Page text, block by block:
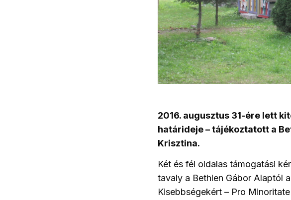
2016. augusztus 31-ére lett
határideje – tájékoztatott a
Krisztina.
Két és fél oldalas támogatási
tavaly a Bethlen Gábor Alaptól
Kisebbségekért – Pro